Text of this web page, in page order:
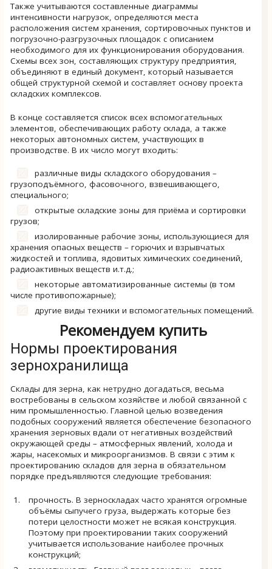
Также учитываются составленные диаграммы
интенсивности нагрузок, определяются места
расположения систем хранения, сортировочных пунктов и
погрузочно-разгрузочных площадок с описанием
необходимого для их функционирования оборудования.
Схемы всех зон, составляющих структуру предприятия,
объединяют в единый документ, который называется
общей структурной схемой и составляет основу проекта
складских комплексов.
В конце составляется список всех вспомогательных
элементов, обеспечивающих работу склада, а также
некоторых автономных систем, участвующих в
производстве. В их число могут входить:
различные виды складского оборудования –
грузоподъёмного, фасовочного, взвешивающего,
специального;
открытые складские зоны для приёма и сортировки
грузов;
изолированные рабочие зоны, использующиеся для
хранения опасных веществ – горючих и взрывчатых
жидкостей и топлива, ядовитых химических соединений,
радиоактивных веществ и.т.д.;
некоторые автоматизированные системы (в том
числе противопожарные);
другие виды техники и вспомогательных помещений.
Рекомендуем купить
Нормы проектирования
зернохранилища
Склады для зерна, как нетрудно догадаться, весьма
востребованы в сельском хозяйстве и любой связанной с
ним промышленностью. Главной целью возведения
подобных сооружений является обеспечение безопасного
хранения зерновых вдали от негативных воздействий
окружающей среды – атмосферных явлений, холода и
жары, насекомых и микроорганизмов. В связи с этим к
проектированию складов для зерна в обязательном
порядке предъявляются следующие требования:
прочность. В зерноскладах часто хранятся огромные
объёмы сыпучего груза, выдержать которые без
потери целостности может не всякая конструкция.
Поэтому при проектировании таких сооружений
учитывается использование наиболее прочных
конструкций;